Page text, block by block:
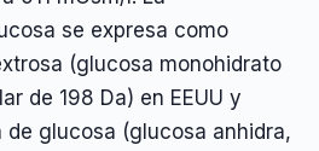
se expresa como
(glucosa monohidrato
de 198 Da) en EEUU y
glucosa (glucosa anhidra,